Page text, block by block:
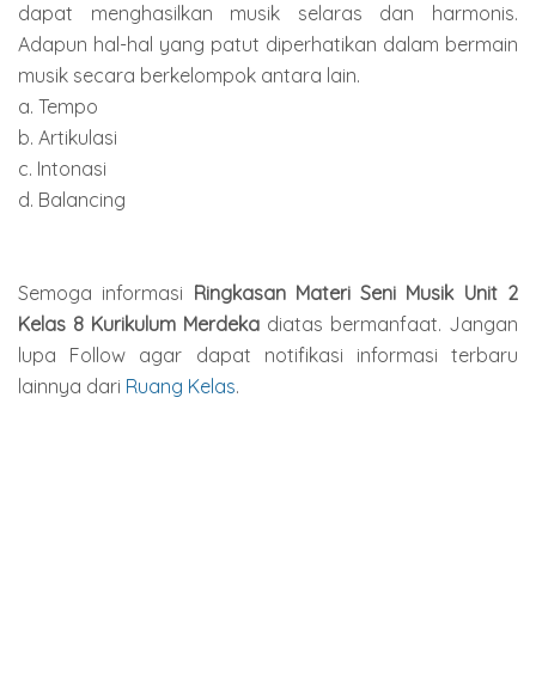
dapat menghasilkan musik selaras dan harmonis.
Adapun hal-hal yang patut diperhatikan dalam bermain
musik secara berkelompok antara lain.
a. Tempo
b. Artikulasi
c. Intonasi
d. Balancing
Semoga informasi Ringkasan Materi Seni Musik Unit 2
Kelas 8 Kurikulum Merdeka diatas bermanfaat. Jangan
lupa Follow agar dapat notifikasi informasi terbaru
lainnya dari Ruang Kelas.